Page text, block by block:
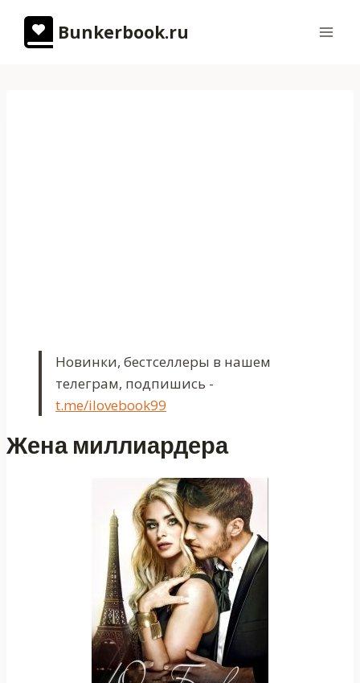
содержимому
Bunkerbook.ru
Новинки, бестселлеры в нашем
телеграм, подпишись -
t.me/ilovebook99
Жена миллиардера